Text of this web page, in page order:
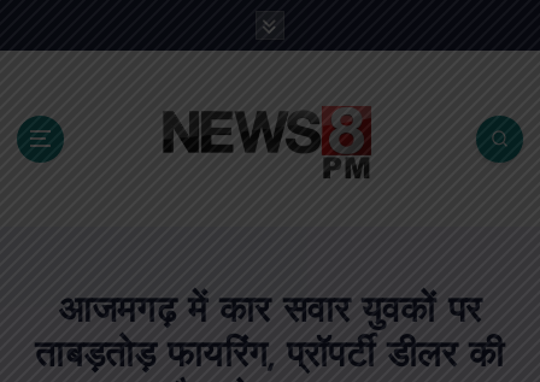
आजमगढ़ में कार सवार युवकों पर
ताबड़तोड़ फायरिंग, प्रॉपर्टी डीलर की